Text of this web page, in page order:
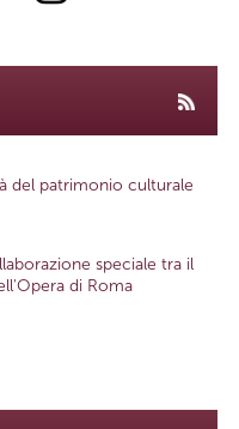
del patrimonio culturale
speciale tra il
di Roma